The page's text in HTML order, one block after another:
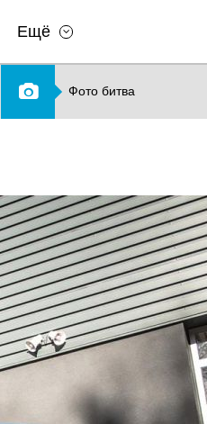
Ещё
Фото битва